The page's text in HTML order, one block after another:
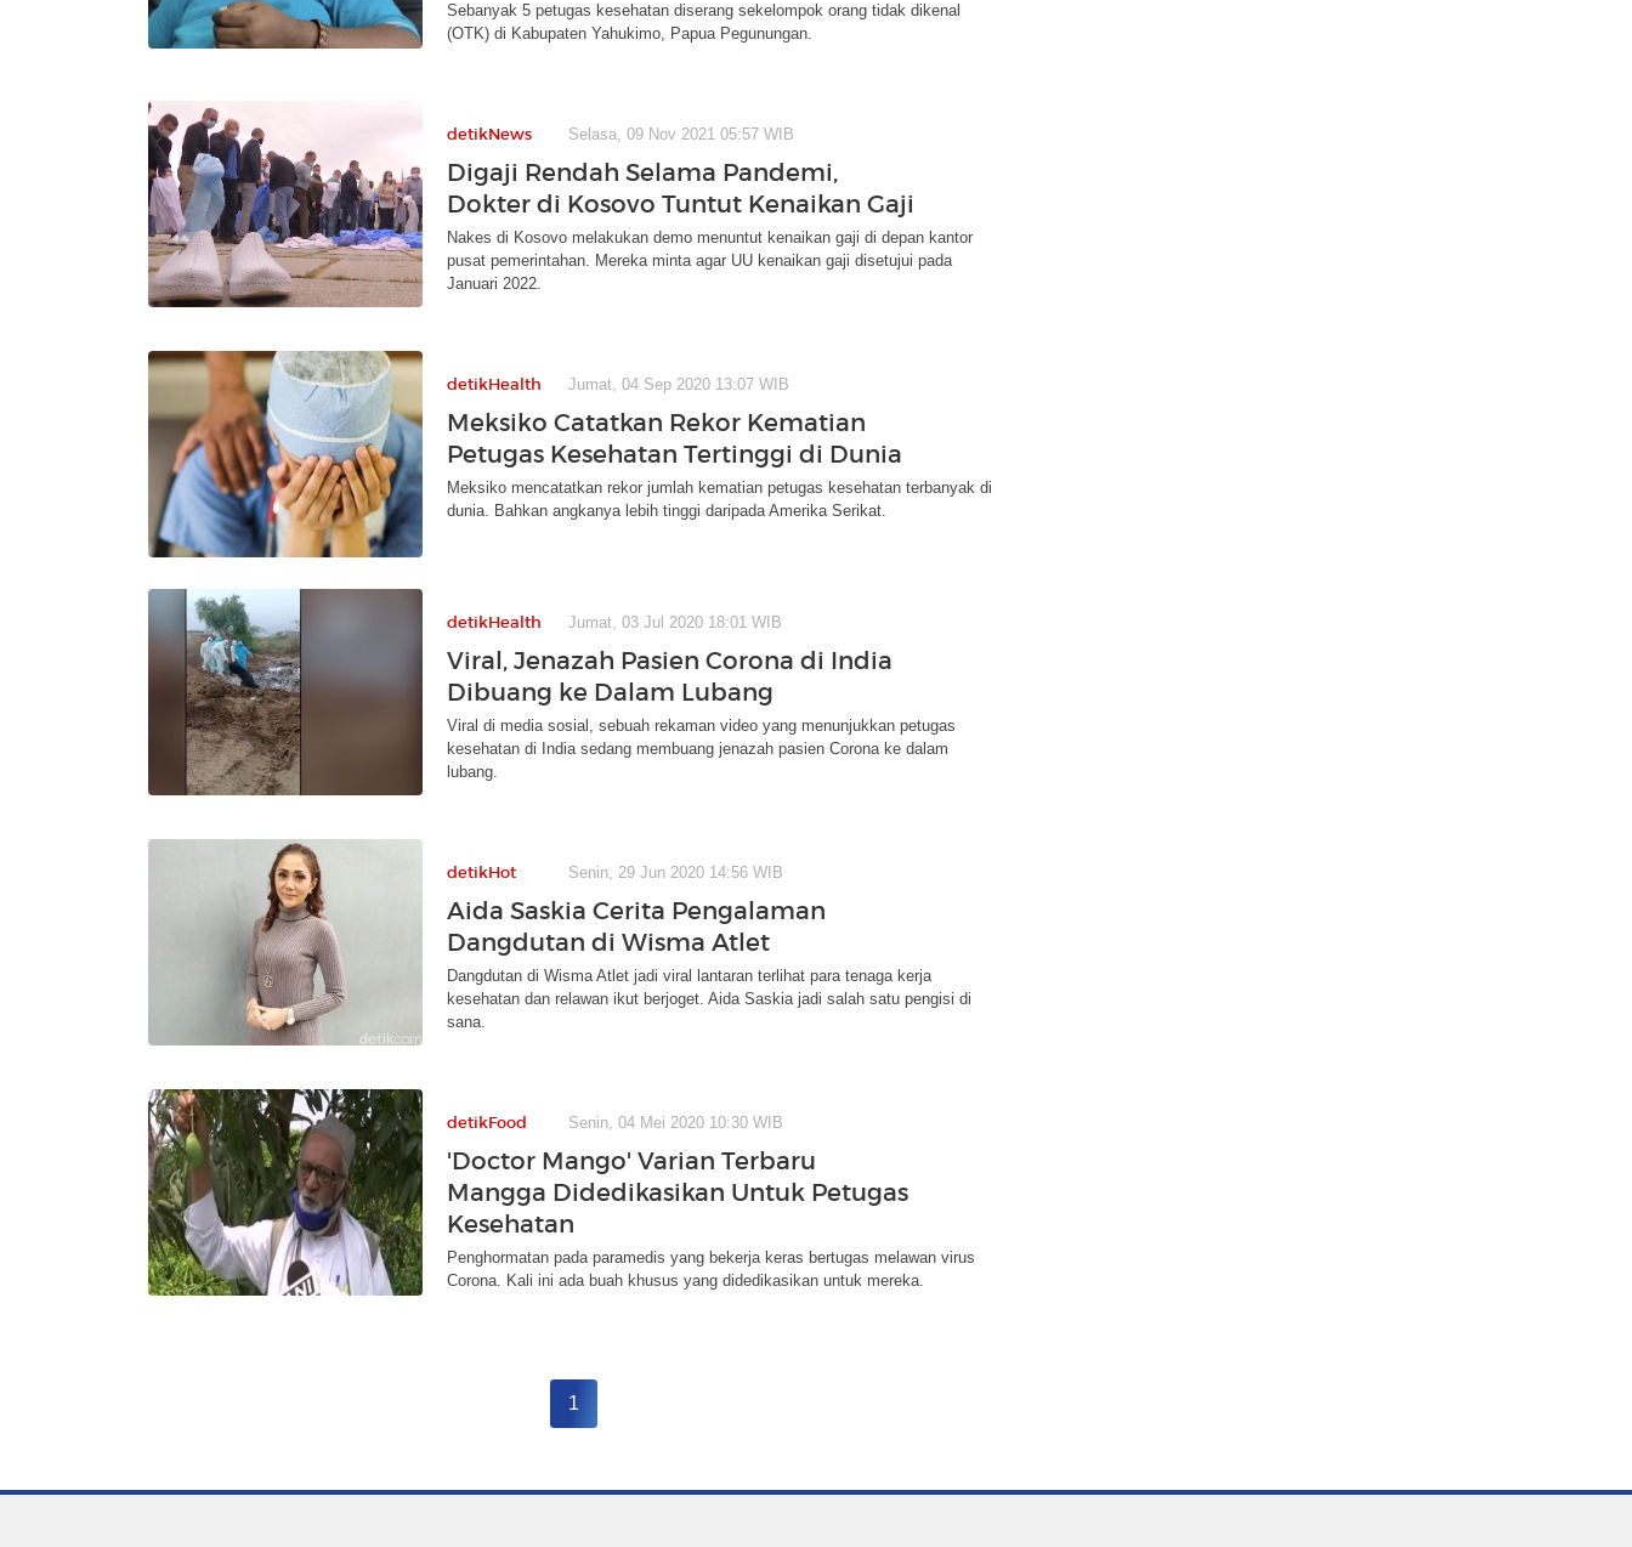
Sebanyak 5 petugas kesehatan diserang sekelompok orang tidak dikenal
(OTK) di Kabupaten Yahukimo, Papua Pegunungan.
detikNews Selasa, 09 Nov 2021 05:57 WIB
Digaji Rendah Selama Pandemi,
Dokter di Kosovo Tuntut Kenaikan Gaji
Nakes di Kosovo melakukan demo menuntut kenaikan gaji di depan kantor
pusat pemerintahan. Mereka minta agar UU kenaikan gaji disetujui pada
Januari 2022.
detikHealth Jumat, 04 Sep 2020 13:07 WIB
Meksiko Catatkan Rekor Kematian
Petugas Kesehatan Tertinggi di Dunia
Meksiko mencatatkan rekor jumlah kematian petugas kesehatan terbanyak di
dunia. Bahkan angkanya lebih tinggi daripada Amerika Serikat.
detikHealth Jumat, 03 Jul 2020 18:01 WIB
Viral, Jenazah Pasien Corona di India
Dibuang ke Dalam Lubang
Viral di media sosial, sebuah rekaman video yang menunjukkan petugas
kesehatan di India sedang membuang jenazah pasien Corona ke dalam
lubang.
detikHot Senin, 29 Jun 2020 14:56 WIB
Aida Saskia Cerita Pengalaman
Dangdutan di Wisma Atlet
Dangdutan di Wisma Atlet jadi viral lantaran terlihat para tenaga kerja
kesehatan dan relawan ikut berjoget. Aida Saskia jadi salah satu pengisi di
sana.
detikFood Senin, 04 Mei 2020 10:30 WIB
'Doctor Mango' Varian Terbaru
Mangga Didedikasikan Untuk Petugas
Kesehatan
Penghormatan pada paramedis yang bekerja keras bertugas melawan virus
Corona. Kali ini ada buah khusus yang didedikasikan untuk mereka.
1